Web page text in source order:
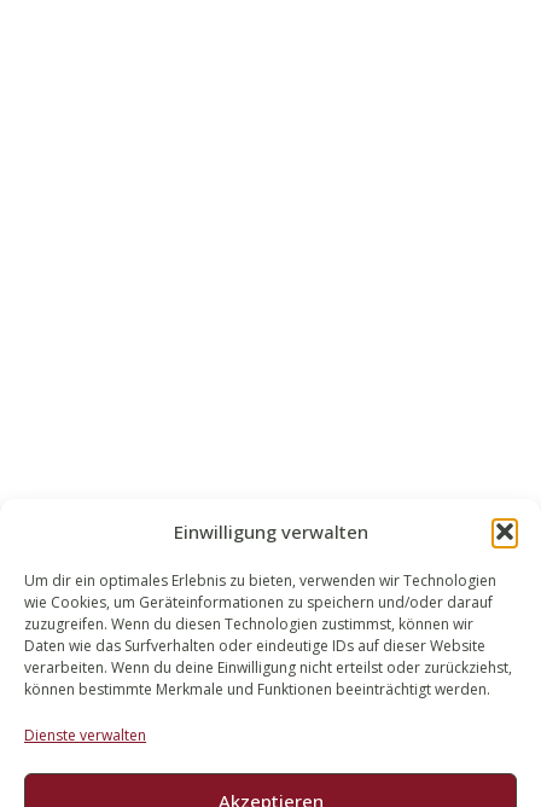
Einwilligung verwalten
Um dir ein optimales Erlebnis zu bieten, verwenden wir Technologien
wie Cookies, um Geräteinformationen zu speichern und/oder darauf
zuzugreifen. Wenn du diesen Technologien zustimmst, können wir
Daten wie das Surfverhalten oder eindeutige IDs auf dieser Website
verarbeiten. Wenn du deine Einwilligung nicht erteilst oder zurückziehst,
können bestimmte Merkmale und Funktionen beeinträchtigt werden.
Dienste verwalten
Akzeptieren
WALEK RECHTSANWÄLT​​E
Bachstraße 13
56727 Mayen
02651 98 900
info@walek-rechtsanwaelte.de